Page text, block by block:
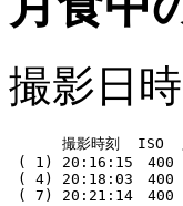
撮影日
撮影時刻  ISO
( 1) 20:16:15　400
( 4) 20:18:03　400